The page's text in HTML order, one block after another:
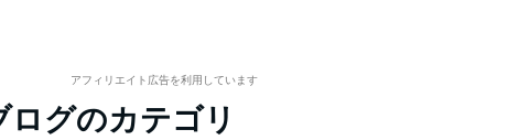
アフィリエイト広告を利用しています
グのカテゴリ